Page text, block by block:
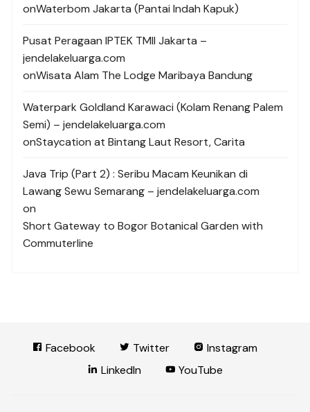
onWaterbom Jakarta (Pantai Indah Kapuk)
Pusat Peragaan IPTEK TMII Jakarta –
jendelakeluarga.com
onWisata Alam The Lodge Maribaya Bandung
Waterpark Goldland Karawaci (Kolam Renang Palem
Semi) – jendelakeluarga.com
onStaycation at Bintang Laut Resort, Carita
Java Trip (Part 2) : Seribu Macam Keunikan di
Lawang Sewu Semarang – jendelakeluarga.com
on
Short Gateway to Bogor Botanical Garden with
Commuterline
Facebook Twitter
Instagram
LinkedIn
YouTube